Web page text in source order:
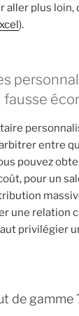
aller plus loin,
).
fausse
entre
pouvez
pour un
une relation
privilégier
de gamme